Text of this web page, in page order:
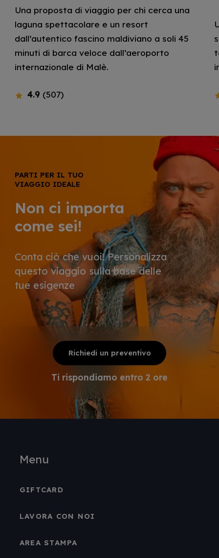
Una proposta di viaggio per chi cerca una
laguna spettacolare e un resort
dall’autentico fascino maldiviano a soli 45
minuti di barca veloce dall’aeroporto
internazionale di Malè.
4.9 (507)
PARTI PER IL TUO
VIAGGIO IDEALE
Non ci importa
come sei!
Conta ciò che vuoi! Personalizza
questo viaggio sulla base delle
tue esigenze
Richiedi un preventivo
Ti rispondiamo entro 2 ore
Menu
GIFTCARD
LAVORA CON NOI
AREA STAMPA